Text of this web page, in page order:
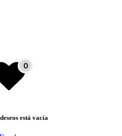
está vacía